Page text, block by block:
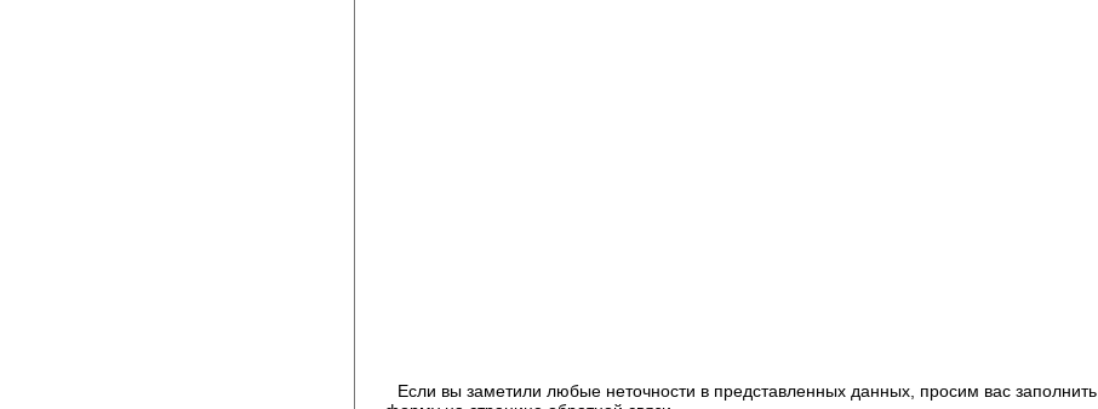
Если вы заметили любые неточности в представленных данных, просим вас заполнить